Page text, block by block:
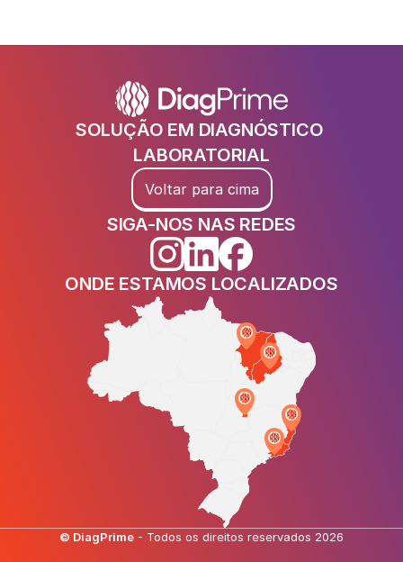
Voltar para cima
SOLUÇÃO EM DIAGNÓSTICO
LABORATORIAL
SIGA-NOS NAS REDES
ONDE ESTAMOS LOCALIZADOS
© DiagPrime - Todos os direitos reservados 2026